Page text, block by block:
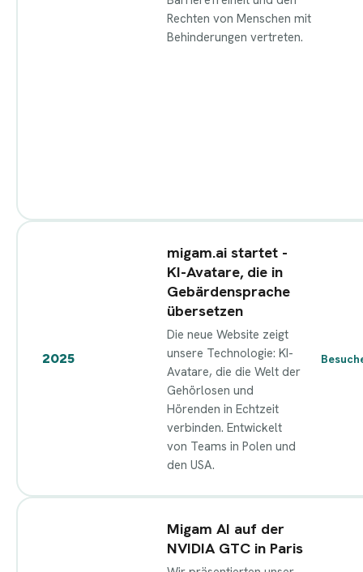
Rechten von Menschen mit
Behinderungen vertreten.
2025
migam.ai startet -
KI-Avatare, die in
Gebärdensprache
übersetzen
Die neue Website zeigt
unsere Technologie: KI-
Avatare, die die Welt der
Gehörlosen und
Hörenden in Echtzeit
verbinden. Entwickelt
von Teams in Polen und
den USA.
Migam AI auf der
NVIDIA GTC in Paris